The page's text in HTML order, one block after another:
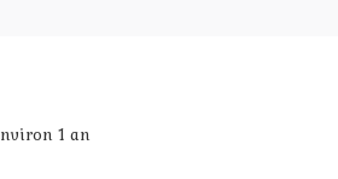
1 an